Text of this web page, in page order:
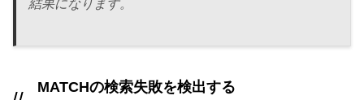
結果になります。
MATCHの検索失敗を検出する